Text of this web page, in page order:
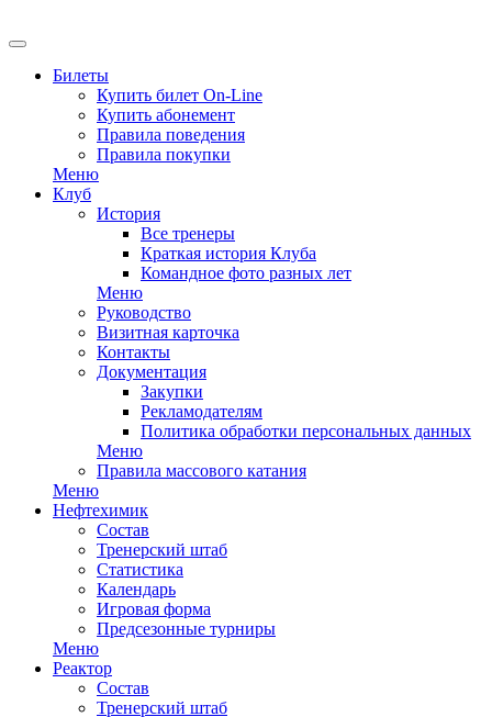
Билеты
Купить билет On-Line
Купить абонемент
Правила поведения
Правила покупки
Меню
Клуб
История
Все тренеры
Краткая история Клуба
Командное фото разных лет
Меню
Руководство
Визитная карточка
Контакты
Документация
Закупки
Рекламодателям
Политика обработки персональных данных
Меню
Правила массового катания
Меню
Нефтехимик
Состав
Тренерский штаб
Статистика
Календарь
Игровая форма
Предсезонные турниры
Меню
Реактор
Состав
Тренерский штаб